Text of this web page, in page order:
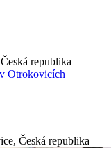
republika
Česká republika